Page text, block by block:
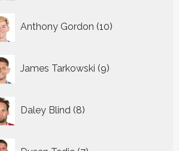
Anthony Gordon 10
producten
James Tarkowski 9
producten
Daley Blind 8
producten